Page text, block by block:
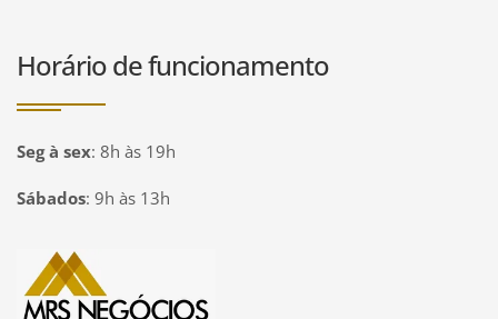
Horário de funcionamento
Seg à sex: 8h às 19h
Sábados: 9h às 13h
Página inicial